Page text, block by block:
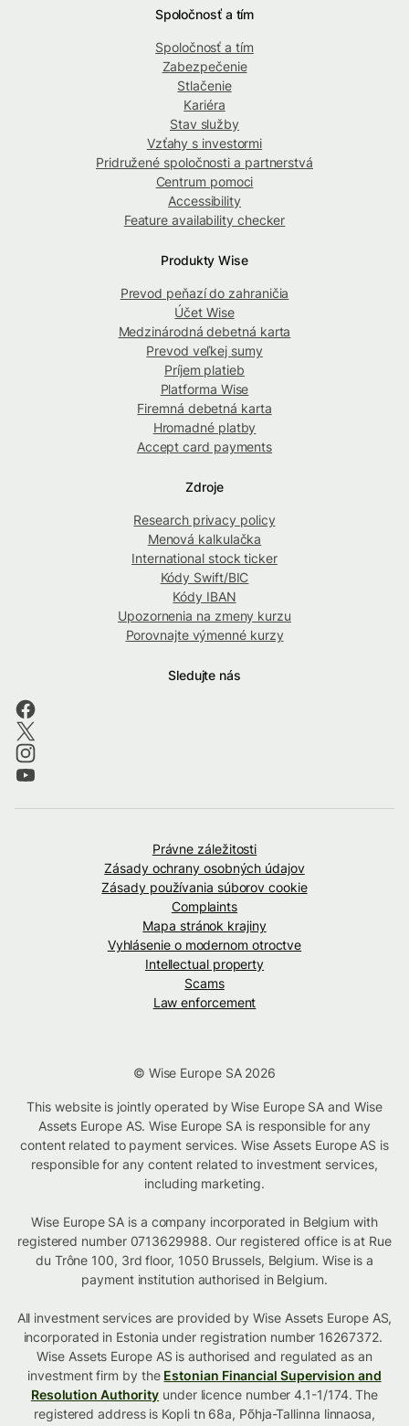
Spoločnosť a tím
Spoločnosť a tím
Zabezpečenie
Stlačenie
Kariéra
Stav služby
Vzťahy s investormi
Pridružené spoločnosti a partnerstvá
Centrum pomoci
Accessibility
Feature availability checker
Produkty Wise
Prevod peňazí do zahraničia
Účet Wise
Medzinárodná debetná karta
Prevod veľkej sumy
Príjem platieb
Platforma Wise
Firemná debetná karta
Hromadné platby
Accept card payments
Zdroje
Research privacy policy
Menová kalkulačka
International stock ticker
Kódy Swift/BIC
Kódy IBAN
Upozornenia na zmeny kurzu
Porovnajte výmenné kurzy
Sledujte nás
Právne záležitosti
Zásady ochrany osobných údajov
Zásady používania súborov cookie
Complaints
Mapa stránok krajiny
Vyhlásenie o modernom otroctve
Intellectual property
Scams
Law enforcement
© Wise Europe SA 2026
This website is jointly operated by Wise Europe SA and Wise
Assets Europe AS. Wise Europe SA is responsible for any
content related to payment services. Wise Assets Europe AS is
responsible for any content related to investment services,
including marketing.
Wise Europe SA is a company incorporated in Belgium with
registered number 0713629988. Our registered office is at Rue
du Trône 100, 3rd floor, 1050 Brussels, Belgium. Wise is a
payment institution authorised in Belgium.
All investment services are provided by Wise Assets Europe AS,
incorporated in Estonia under registration number 16267372.
Wise Assets Europe AS is authorised and regulated as an
investment firm by the Estonian Financial Supervision and
Resolution Authority under licence number 4.1-1/174. The
registered address is Kopli tn 68a, Põhja-Tallinna linnaosa,